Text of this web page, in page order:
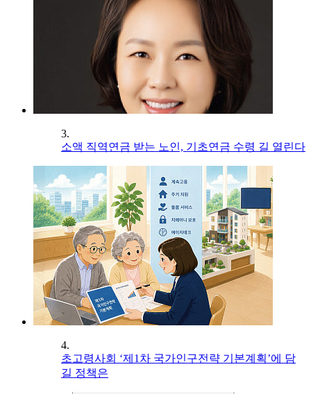
3.
소액 직역연금 받는 노인, 기초연금 수령 길 열린다
4.
초고령사회 ‘제1차 국가인구전략 기본계획’에 담
길 정책은